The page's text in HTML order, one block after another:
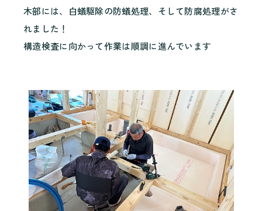
木部には、白蟻駆除の防蟻処理、そして防腐処理がさ
れました！
構造検査に向かって作業は順調に進んでいます